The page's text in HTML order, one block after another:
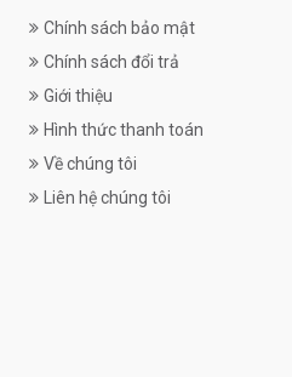
Chính sách bảo mật
Chính sách đổi trả
Giới thiệu
Hình thức thanh toán
Về chúng tôi
Liên hệ chúng tôi